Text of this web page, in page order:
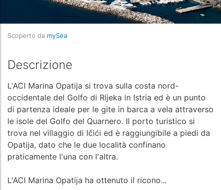
Scoperto da mySea
Descrizione
L'ACI Marina Opatija si trova sulla costa nord-
occidentale del Golfo di Rijeka in Istria ed è un punto
di partenza ideale per le gite in barca a vela attraverso
le isole del Golfo del Quarnero. Il porto turistico si
trova nel villaggio di Ičići ed è raggiungibile a piedi da
Opatija, dato che le due località confinano
praticamente l'una con l'altra.
L'ACI Marina Opatija ha ottenuto il ricono...